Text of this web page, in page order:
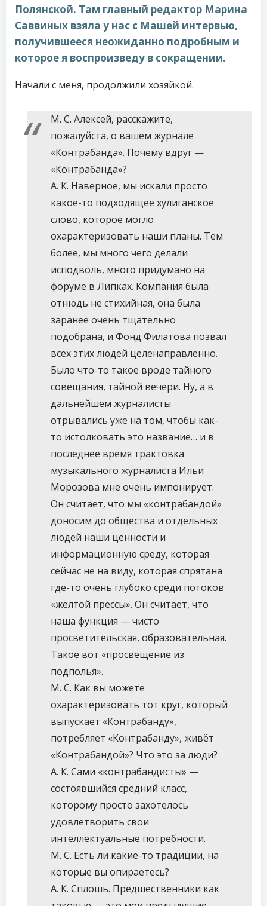
Полянской. Там главный редактор Марина
Саввиных взяла у нас с Машей интервью,
получившееся неожиданно подробным и
которое я воспроизведу в сокращении.
Начали с меня, продолжили хозяйкой.
М. С. Алексей, расскажите,
пожалуйста, о вашем журнале
«Контрабанда». Почему вдруг —
«Контрабанда»?
А. К. Наверное, мы искали просто
какое-то подходящее хулиганское
слово, которое могло
охарактеризовать наши планы. Тем
более, мы много чего делали
исподволь, много придумано на
форуме в Липках. Компания была
отнюдь не стихийная, она была
заранее очень тщательно
подобрана, и Фонд Филатова позвал
всех этих людей целенаправленно.
Было что-то такое вроде тайного
совещания, тайной вечери. Ну, а в
дальнейшем журналисты
отрывались уже на том, чтобы как-
то истолковать это название… и в
последнее время трактовка
музыкального журналиста Ильи
Морозова мне очень импонирует.
Он считает, что мы «контрабандой»
доносим до общества и отдельных
людей наши ценности и
информационную среду, которая
сейчас не на виду, которая спрятана
где-то очень глубоко среди потоков
«жёлтой прессы». Он считает, что
наша функция — чисто
просветительская, образовательная.
Такое вот «просвещение из
подполья».
М. С. Как вы можете
охарактеризовать тот круг, который
выпускает «Контрабанду»,
потребляет «Контрабанду», живёт
«Контрабандой»? Что это за люди?
А. К. Сами «контрабандисты» —
состоявшийся средний класс,
которому просто захотелось
удовлетворить свои
интеллектуальные потребности.
М. С. Есть ли какие-то традиции, на
которые вы опираетесь?
А. К. Сплошь. Предшественники как